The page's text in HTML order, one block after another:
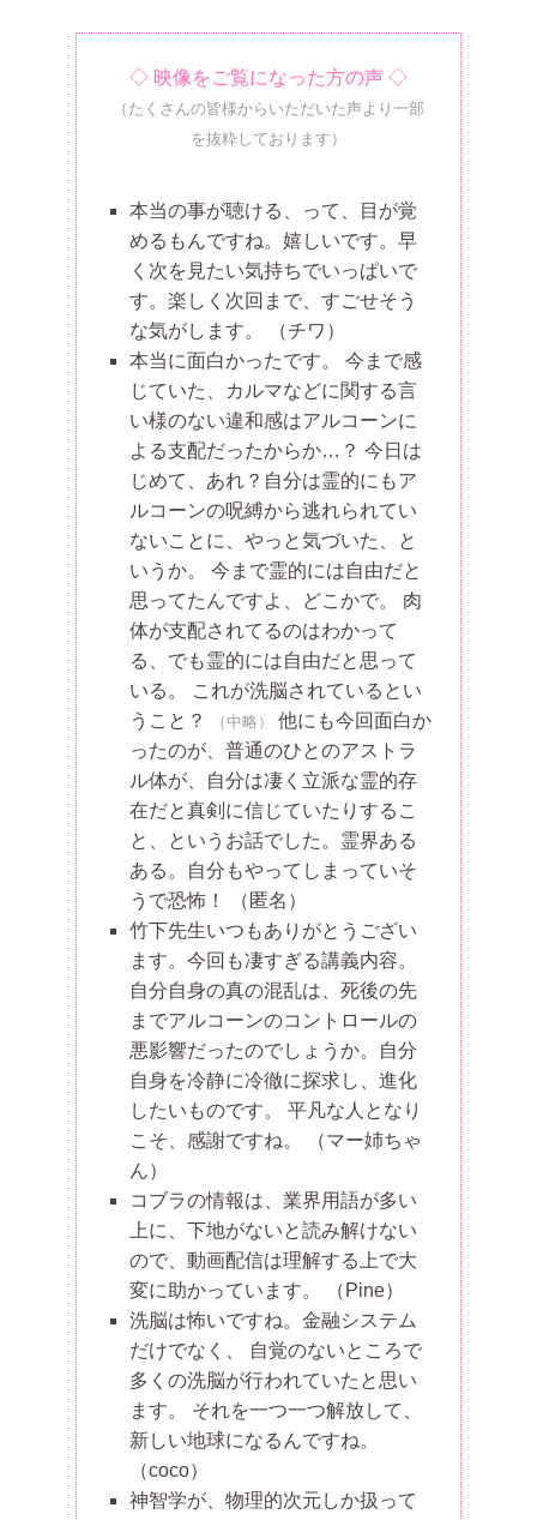
◇ 映像をご覧になった方の声 ◇
（たくさんの皆様からいただいた声より一部
を抜粋しております）
本当の事が聴ける、って、目が覚
めるもんですね。嬉しいです。早
く次を見たい気持ちでいっぱいで
す。楽しく次回まで、すごせそう
な気がします。
（チワ）
本当に面白かったです。 今まで感
じていた、カルマなどに関する言
い様のない違和感はアルコーンに
よる支配だったからか…？ 今日は
じめて、あれ？自分は霊的にもア
ルコーンの呪縛から逃れられてい
ないことに、やっと気づいた、と
いうか。 今まで霊的には自由だと
思ってたんですよ、どこかで。 肉
体が支配されてるのはわかって
る、でも霊的には自由だと思って
いる。 これが洗脳されているとい
うこと？
（中略）
他にも今回面白か
ったのが、普通のひとのアストラ
ル体が、自分は凄く立派な霊的存
在だと真剣に信じていたりするこ
と、というお話でした。霊界ある
ある。自分もやってしまっていそ
うで恐怖！
（匿名）
竹下先生いつもありがとうござい
ます。今回も凄すぎる講義内容。
自分自身の真の混乱は、死後の先
までアルコーンのコントロールの
悪影響だったのでしょうか。自分
自身を冷静に冷徹に探求し、進化
したいものです。 平凡な人となり
こそ、感謝ですね。
（マー姉ちゃ
ん）
コブラの情報は、業界用語が多い
上に、下地がないと読み解けない
ので、動画配信は理解する上で大
変に助かっています。
（Pine）
洗脳は怖いですね。金融システム
だけでなく、 自覚のないところで
多くの洗脳が行われていたと思い
ます。 それを一つ一つ解放して、
新しい地球になるんですね。
（coco）
神智学が、物理的次元しか扱って